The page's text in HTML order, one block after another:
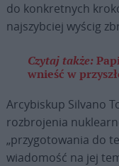
do konkretnych
najszybciej wyścig
Czytaj także:
wnieść w
Arcybiskup Silvano
rozbrojenia
„przygotowania do
wiadomość na jej